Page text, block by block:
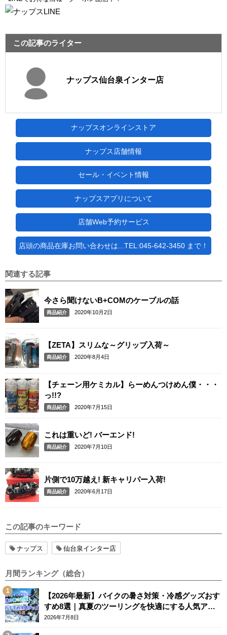
この記事のライター
ナップス仙台泉インター店
ナップスオンラインストア
ナップス店舗情報
セール・イベント情報
ナップスアプリについて
店舗Web予約サービス
店頭の商品在庫お問い合わせは...TEL:045-642-3450 まで！
関連する記事
今さら聞けないB+COMのケーブルの話
商品紹介 2020年10月2日
【ZETA】スリムな～グリップ入荷～
商品紹介 2020年8月4日
【チェーン用ケミカル】らーめんつけめん僕・・・
っ!!?
商品紹介 2020年7月15日
これは重いど! バーエンド!
商品紹介 2020年7月10日
片側で10万越え! 新キャリパー入荷!
商品紹介 2020年6月17日
この記事のキーワード
ナップス 仙台泉インター店
月間ランキング（総合）
【2026年最新】バイクの暑さ対策・冷感グッズおす
すめ8選｜真夏のツーリングを快適にする人気アイ
テム
2026年7月8日